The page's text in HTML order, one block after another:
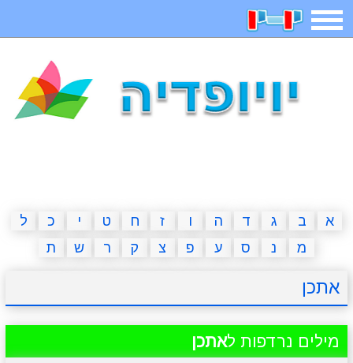
תפריט
איש תלוי מדריכים פוקימון גו מצא הבדלים
יצירה משחקי בנות אשליות חדשות
א ב ג ד ה ו ז ח ט י כ
ל
מ
נ ס ע פ צ ק ר ש ת
אתכן
מילים נרדפות לאתכן